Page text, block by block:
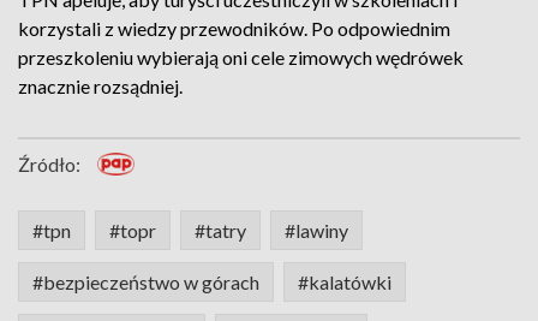
korzystali z wiedzy przewodników. Po odpowiednim
przeszkoleniu wybierają oni cele zimowych wędrówek
znacznie rozsądniej.
Źródło:
#tpn #topr #tatry #lawiny
#bezpieczeństwo w górach #kalatówki